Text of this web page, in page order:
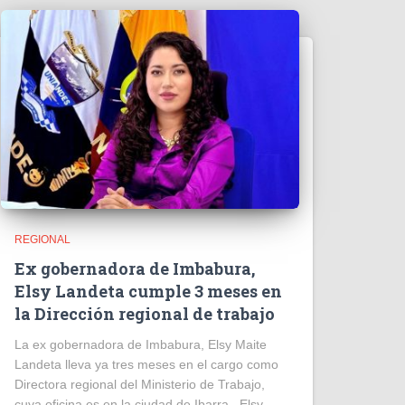
REGIONAL
Ex gobernadora de Imbabura,
Elsy Landeta cumple 3 meses en
la Dirección regional de trabajo
La ex gobernadora de Imbabura, Elsy Maite
Landeta lleva ya tres meses en el cargo como
Directora regional del Ministerio de Trabajo,